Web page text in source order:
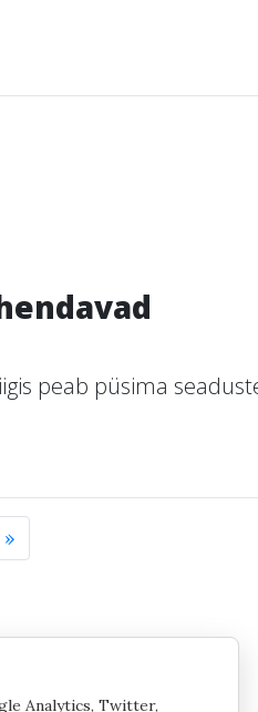
peab püsima
»
Analytics, Twitter,